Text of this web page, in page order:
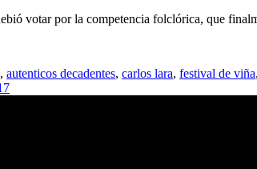
votar por la competencia folclórica, que
, autenticos decadentes, carlos lara, festival de viña,